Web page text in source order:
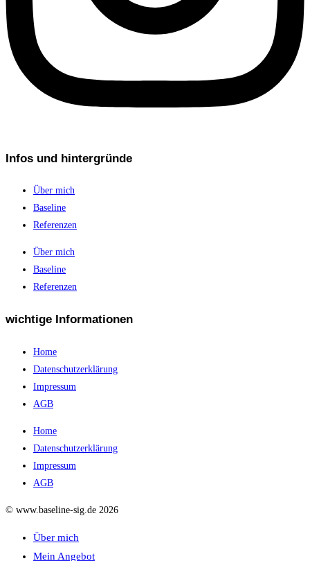
Infos und hintergründe
Über mich
Baseline
Referenzen
Über mich
Baseline
Referenzen
wichtige Informationen
Home
Datenschutzerklärung
Impressum
AGB
Home
Datenschutzerklärung
Impressum
AGB
© www.baseline-sig.de 2026
Über mich
Mein Angebot